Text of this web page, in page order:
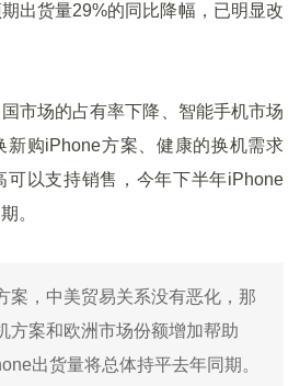
出货量29%的同比降幅，已明显改
市场的占有率下降、智能手机市场
新购iPhone方案、健康的换机需求
可以支持销售，今年下半年iPhone
。
案，中美贸易关系没有恶化，那
方案和欧洲市场份额增加帮助
出货量将总体持平去年同期。